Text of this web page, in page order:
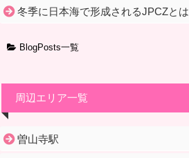
冬季に日本海で形成されるJPCZとは
BlogPosts一覧
周辺エリア一覧
曽山寺駅